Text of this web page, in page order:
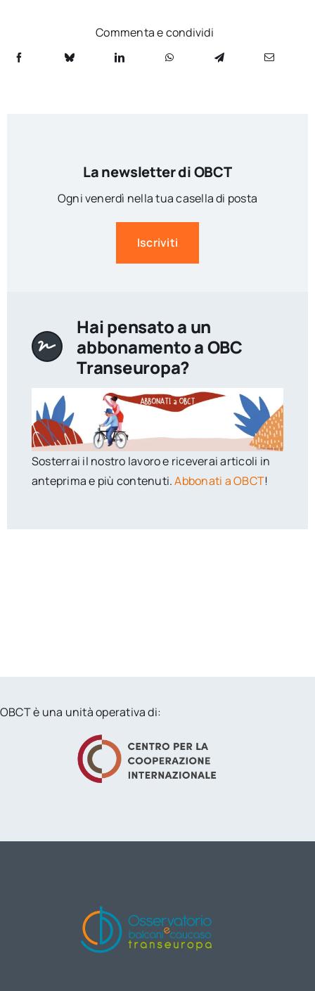
Commenta e condividi
La newsletter di OBCT
Ogni venerdì nella tua casella di posta
Iscriviti
Hai pensato a un
abbonamento a OBC
Transeuropa?
Sosterrai il nostro lavoro e riceverai articoli in
anteprima e più contenuti.Abbonati a OBCT!
OBCT è una unità operativa di: